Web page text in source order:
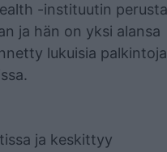
-instituutin
ja hän on yksi alansa
lukuisia palkintoja
ja keskittyy